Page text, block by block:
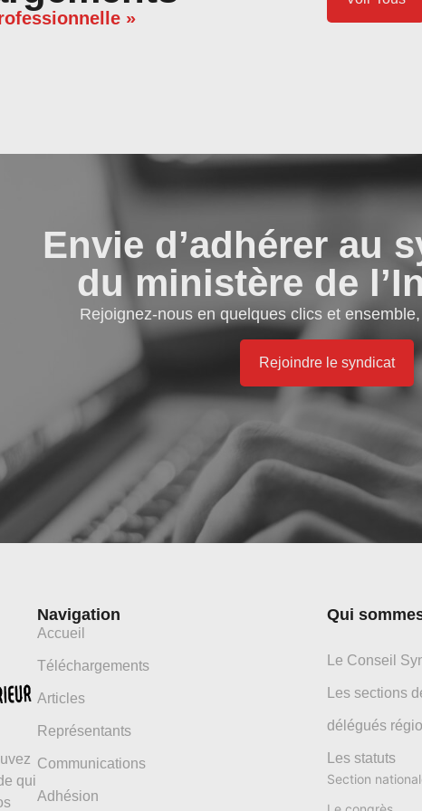
»
Envie d’adhérer au
du ministère de
Rejoignez-nous en quelques clics et
Rejoindre le syndicat
qui
Navigation
Accueil
Téléchargements
Articles
Représentants
Communications
Adhésion
Qui
Le Conseil
Les sections
délégués
Les statuts
Section